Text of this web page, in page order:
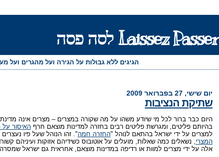
Laissez Passer לסה פסה
הגיגים ללא גבולות על הגירה ועל מהגרים ועל
יום שישי, 27 בפברואר 2009
שתיקת הנציבות
היום כבר ברור לכל מי שיודע משהו על מה שקורה במצרים – מצרים אינה
בהיותם פליטים, ומגרשת פליטים רבים בחזרה למדינות מוצאם חרף האיסור על
למצרים על ידי ישראל בהתאם לנוהל "החזרה חמה". זהו הנוהל שעל פיו
המצרי, נשאלים כמה שאלות, מועלים על אוטובוס כשידיהם אזוקות ועיניהם
אלה על ידי מצרים למוות או רדיפה במדינות מוצאם, אחראית גם ישראל